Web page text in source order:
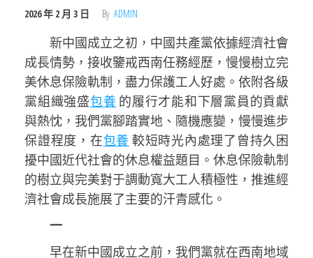
2026 年 2 月 3 日 By ADMIN
新中國成立之初，中國共產黨依據經濟社會
成長情勢，接收鑒戒西南任務經歷，慢慢樹立完
美休息保險軌制，盡力保護工人好處。依附各級
黨組織強盛包養 的履行才能和下層黨員的貢獻
與熱忱，我們黨腳踏實地、隨機應變，慢慢進步
保證程度，在包養 較短時光內處理了曾持久困
擾中國近代社會的休息權益題目。休息保險軌制
的樹立與完美對于調動寬大工人積極性，推進經
濟社會成長施展了主要的汗青感化。
一
早在新中國成立之前，我們黨就在西南地域